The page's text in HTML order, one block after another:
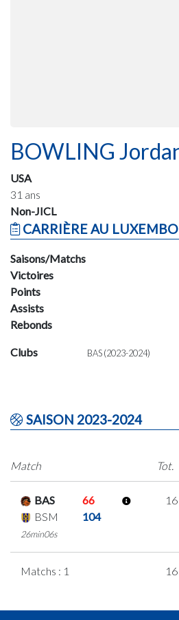
BOWLING
USA
31 ans
Non-JICL
CARRIÈRE AU
Saisons/Matchs
Victoires
Points
Assists
Rebonds
Clubs BAS (2023-2024)
SAISON 2023-2024
Match
Tot.
BAS
66
BSM
104
26min06s
16
Matchs : 1 16